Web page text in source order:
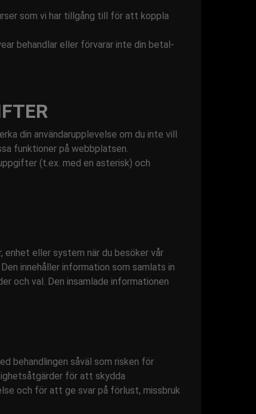
som vi har tillgång till för att koppla
behandlar eller förvarar inte din betal-
din användarupplevelse om du inte vill
funktioner på webbplatsen.
(t.ex. med en asterisk) och
enhet eller system när du besöker vår
innehåller information som samlats in
och val. Den insamlade informationen
behandlingen såväl som risken för
för att skydda
och för att ge svar på förlust, missbruk